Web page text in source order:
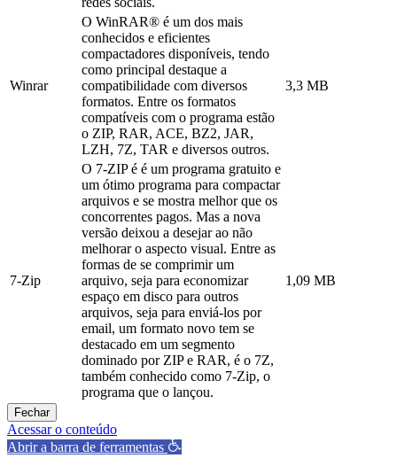
Winrar
O WinRAR® é um dos mais
conhecidos e eficientes
compactadores disponíveis, tendo
como principal destaque a
compatibilidade com diversos
formatos. Entre os formatos
compatíveis com o programa estão
o ZIP, RAR, ACE, BZ2, JAR,
LZH, 7Z, TAR e diversos outros.
3,3 MB
7-Zip
O 7-ZIP é é um programa gratuito e
um ótimo programa para compactar
arquivos e se mostra melhor que os
concorrentes pagos. Mas a nova
versão deixou a desejar ao não
melhorar o aspecto visual. Entre as
formas de se comprimir um
arquivo, seja para economizar
espaço em disco para outros
arquivos, seja para enviá-los por
email, um formato novo tem se
destacado em um segmento
dominado por ZIP e RAR, é o 7Z,
também conhecido como 7-Zip, o
programa que o lançou.
1,09 MB
Fechar
Acessar o conteúdo
Abrir a barra de ferramentas